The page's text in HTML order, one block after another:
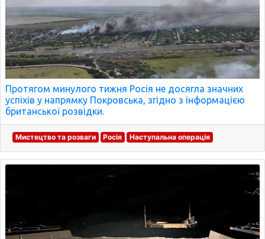
Протягом минулого тижня Росія не досягла значних
успіхів у напрямку Покровська, згідно з інформацією
британської розвідки.
Мистецтво та розваги Росія Наступальна операція